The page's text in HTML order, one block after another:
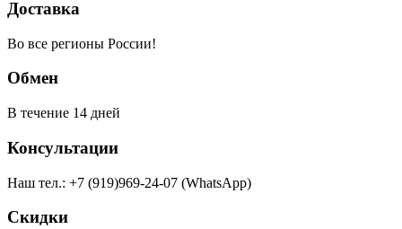
Доставка
Во все регионы России!
Обмен
В течение 14 дней
Консультации
Наш тел.: +7 (919)969-24-07 (WhatsApp)
Скидки